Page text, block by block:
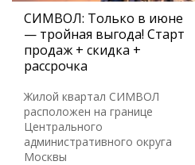
СИМВОЛ: Только в июне
— тройная выгода! Старт
продаж + скидка +
рассрочка
Жилой квартал СИМВОЛ
расположен на границе
Центрального
административного округа
Москвы